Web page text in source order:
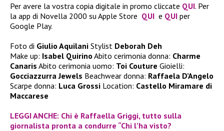
Per avere la vostra copia digitale in promo cliccate QUI. Per
la app di Novella 2000 su Apple Store QUI e QUI per
Google Play.
Foto di Giulio Aquilani Stylist Deborah Deh
Make up: Isabel Quirino Abito cerimonia donna: Charme
Canaris Abito cerimonia uomo: Toi Couture Gioielli:
Gocciazzurra Jewels Beachwear donna: Raffaela D’Angelo
Scarpe donna: Luca Grossi Location: Castello Miramare di
Maccarese
LEGGI ANCHE: Chi è Raffaella Griggi, tutto sulla
giornalista pronta a condurre “Chi l’ha visto?